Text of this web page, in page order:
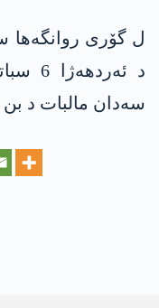
د
سه‌دان مالبات د بن